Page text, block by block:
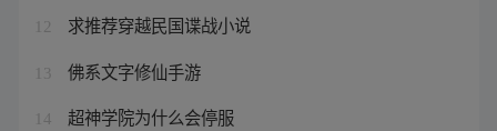
12 求推荐穿越民国谍战小说
13 佛系文字修仙手游
14 超神学院为什么会停服